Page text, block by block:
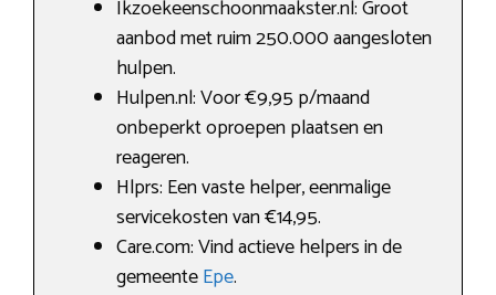
Ikzoekeenschoonmaakster.nl: Groot
aanbod met ruim 250.000 aangesloten
hulpen.
Hulpen.nl: Voor €9,95 p/maand
onbeperkt oproepen plaatsen en
reageren.
Hlprs: Een vaste helper, eenmalige
servicekosten van €14,95.
Care.com: Vind actieve helpers in de
gemeenteEpe.